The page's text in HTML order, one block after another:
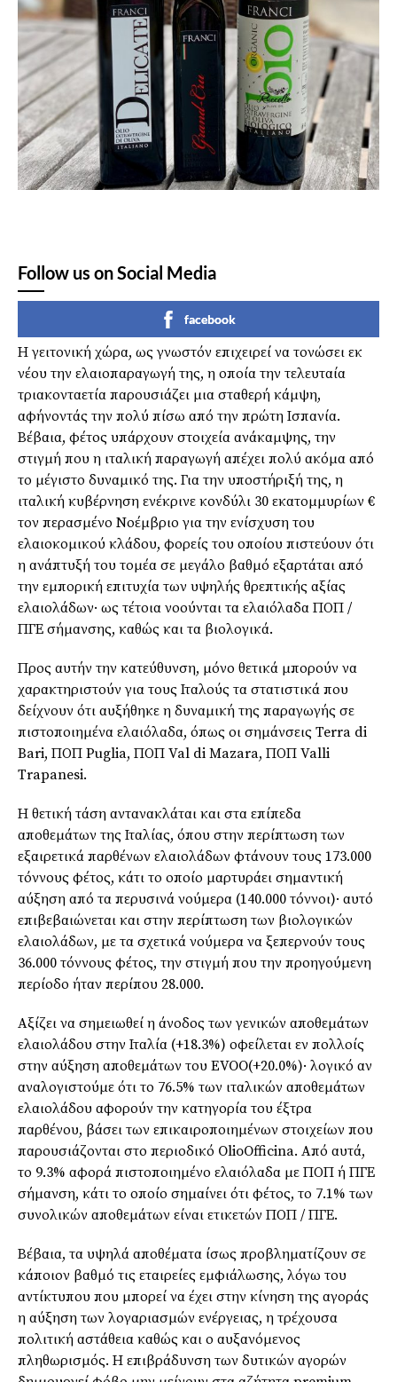
Follow us on Social Media
facebook
Η γειτονική χώρα, ως γνωστόν επιχειρεί να τονώσει εκ
νέου την ελαιοπαραγωγή της, η οποία την τελευταία
τριακονταετία παρουσιάζει μια σταθερή κάμψη,
αφήνοντάς την πολύ πίσω από την πρώτη Ισπανία.
Βέβαια, φέτος υπάρχουν στοιχεία ανάκαμψης, την
στιγμή που η ιταλική παραγωγή απέχει πολύ ακόμα από
το μέγιστο δυναμικό της. Για την υποστήριξή της, η
ιταλική κυβέρνηση ενέκρινε κονδύλι 30 εκατομμυρίων €
τον περασμένο Νοέμβριο για την ενίσχυση του
ελαιοκομικού κλάδου, φορείς του οποίου πιστεύουν ότι
η ανάπτυξή του τομέα σε μεγάλο βαθμό εξαρτάται από
την εμπορική επιτυχία των υψηλής θρεπτικής αξίας
ελαιολάδων· ως τέτοια νοούνται τα ελαιόλαδα ΠΟΠ /
ΠΓΕ σήμανσης, καθώς και τα βιολογικά.
Προς αυτήν την κατεύθυνση, μόνο θετικά μπορούν να
χαρακτηριστούν για τους Ιταλούς τα στατιστικά που
δείχνουν ότι αυξήθηκε η δυναμική της παραγωγής σε
πιστοποιημένα ελαιόλαδα, όπως οι σημάνσεις Terra di
Bari, ΠΟΠ Puglia, ΠΟΠ Val di Mazara, ΠΟΠ Valli
Trapanesi.
Η θετική τάση αντανακλάται και στα επίπεδα
αποθεμάτων της Ιταλίας, όπου στην περίπτωση των
εξαιρετικά παρθένων ελαιολάδων φτάνουν τους 173.000
τόννους φέτος, κάτι το οποίο μαρτυράει σημαντική
αύξηση από τα περυσινά νούμερα (140.000 τόννοι)· αυτό
επιβεβαιώνεται και στην περίπτωση των βιολογικών
ελαιολάδων, με τα σχετικά νούμερα να ξεπερνούν τους
36.000 τόννους φέτος, την στιγμή που την προηγούμενη
περίοδο ήταν περίπου 28.000.
Αξίζει να σημειωθεί η άνοδος των γενικών αποθεμάτων
ελαιολάδου στην Ιταλία (+18.3%) οφείλεται εν πολλοίς
στην αύξηση αποθεμάτων του EVOO(+20.0%)· λογικό αν
αναλογιστούμε ότι το 76.5% των ιταλικών αποθεμάτων
ελαιολάδου αφορούν την κατηγορία του έξτρα
παρθένου, βάσει των επικαιροποιημένων στοιχείων που
παρουσιάζονται στο περιοδικό OlioOfficina. Από αυτά,
το 9.3% αφορά πιστοποιημένο ελαιόλαδα με ΠΟΠ ή ΠΓΕ
σήμανση, κάτι το οποίο σημαίνει ότι φέτος, το 7.1% των
συνολικών αποθεμάτων είναι ετικετών ΠΟΠ / ΠΓΕ.
Βέβαια, τα υψηλά αποθέματα ίσως προβληματίζουν σε
κάποιον βαθμό τις εταιρείες εμφιάλωσης, λόγω του
αντίκτυπου που μπορεί να έχει στην κίνηση της αγοράς
η αύξηση των λογαριασμών ενέργειας, η τρέχουσα
πολιτική αστάθεια καθώς και ο αυξανόμενος
πληθωρισμός. Η επιβράδυνση των δυτικών αγορών